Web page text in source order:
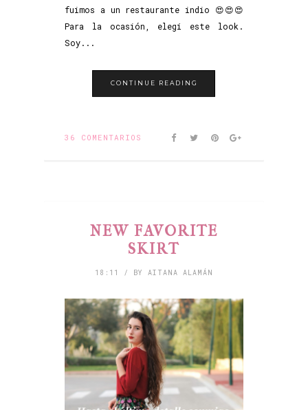
fuimos a un restaurante indio 😍😍😍
Para la ocasión, elegí este look.
Soy...
CONTINUE READING
36 COMENTARIOS
NEW FAVORITE
SKIRT
18:11 / BY AITANA ALAMÁN